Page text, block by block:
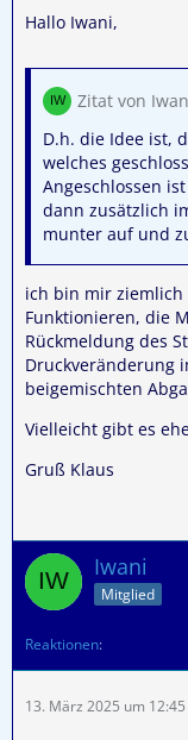
Hallo Iwani,
Zitat von
D.h. die Idee ist,
welches
Angeschlossen
dann zusätzlich
munter auf und
ich bin mir
Funktionieren, die
Rückmeldung des
Druckveränderung
beigemischten
Vielleicht gibt es
Gruß Klaus
Iwani
Mitglied
Reaktionen
13. März 2025 um 12:45